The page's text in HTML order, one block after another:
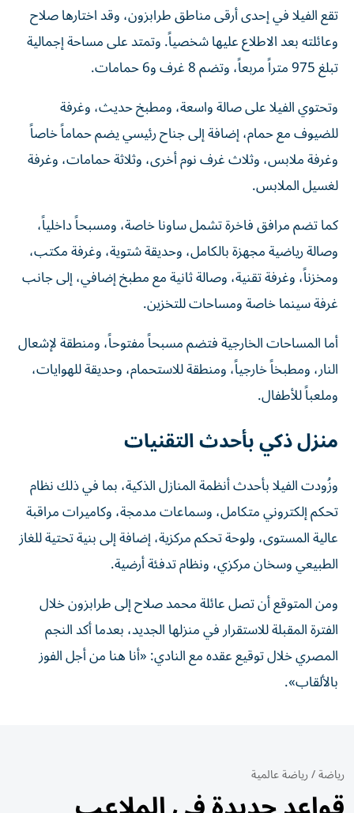
تقع الفيلا في إحدى أرقى مناطق طرابزون، وقد اختارها صلاح
وعائلته بعد الاطلاع عليها شخصياً. وتمتد على مساحة إجمالية
تبلغ 975 متراً مربعاً، وتضم 8 غرف و6 حمامات.
وتحتوي الفيلا على صالة واسعة، ومطبخ حديث، وغرفة
للضيوف مع حمام، إضافة إلى جناح رئيسي يضم حماماً خاصاً
وغرفة ملابس، وثلاث غرف نوم أخرى، وثلاثة حمامات، وغرفة
لغسيل الملابس.
كما تضم مرافق فاخرة تشمل ساونا خاصة، ومسبحاً داخلياً،
وصالة رياضية مجهزة بالكامل، وحديقة شتوية، وغرفة مكتب،
ومخزناً، وغرفة تقنية، وصالة ثانية مع مطبخ إضافي، إلى جانب
غرفة سينما خاصة ومساحات للتخزين.
أما المساحات الخارجية فتضم مسبحاً مفتوحاً، ومنطقة لإشعال
النار، ومطبخاً خارجياً، ومنطقة للاستحمام، وحديقة للهوايات،
وملعباً للأطفال.
منزل ذكي بأحدث التقنيات
وزُودت الفيلا بأحدث أنظمة المنازل الذكية، بما في ذلك نظام
تحكم إلكتروني متكامل، وسماعات مدمجة، وكاميرات مراقبة
عالية المستوى، ولوحة تحكم مركزية، إضافة إلى بنية تحتية للغاز
الطبيعي وسخان مركزي، ونظام تدفئة أرضية.
ومن المتوقع أن تصل عائلة محمد صلاح إلى طرابزون خلال
الفترة المقبلة للاستقرار في منزلها الجديد، بعدما أكد النجم
المصري خلال توقيع عقده مع النادي: «أنا هنا من أجل الفوز
بالألقاب».
رياضة/رياضة عالمية